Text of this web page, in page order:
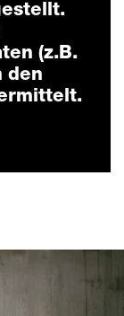
(z.B.
den